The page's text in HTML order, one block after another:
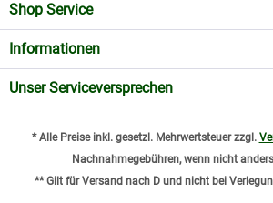
Shop Service
Informationen
Unser Serviceversprechen
* Alle Preise inkl. gesetzl. Mehrwertsteuer zzgl.
Nachnahmegebühren, wenn nicht
** Gilt für Versand nach D und nicht bei